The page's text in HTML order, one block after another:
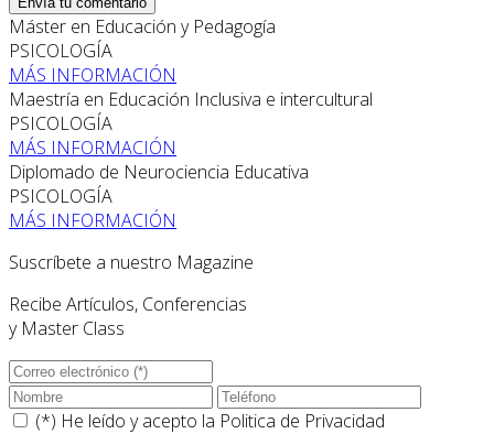
Máster en Educación y Pedagogía
PSICOLOGÍA
MÁS INFORMACIÓN
Maestría en Educación Inclusiva e intercultural
PSICOLOGÍA
MÁS INFORMACIÓN
Diplomado de Neurociencia Educativa
PSICOLOGÍA
MÁS INFORMACIÓN
Suscríbete a nuestro Magazine
Recibe Artículos, Conferencias
y Master Class
(*) He leído y acepto la Politica de Privacidad